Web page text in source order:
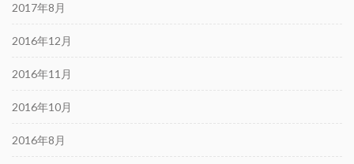
2017年8月
2016年12月
2016年11月
2016年10月
2016年8月